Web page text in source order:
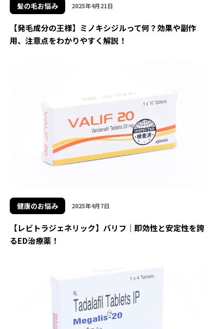
髪の毛お悩み 2025年4月21日
【発毛成分の王様】ミノキシジルって何？効果や副作
用、注意点をわかりやすく解説！
健康のお悩み 2025年4月7日
【レビトラジェネリック】バリフ｜即効性と安定性を誇
るED治療薬！